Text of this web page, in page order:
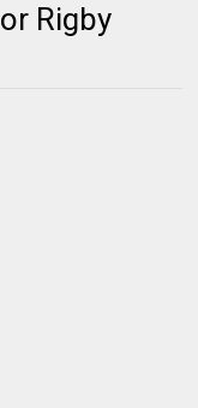
Rigby